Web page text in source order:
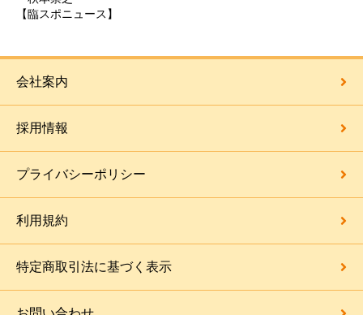
【臨スポニュース】
会社案内
採用情報
プライバシーポリシー
利用規約
特定商取引法に基づく表示